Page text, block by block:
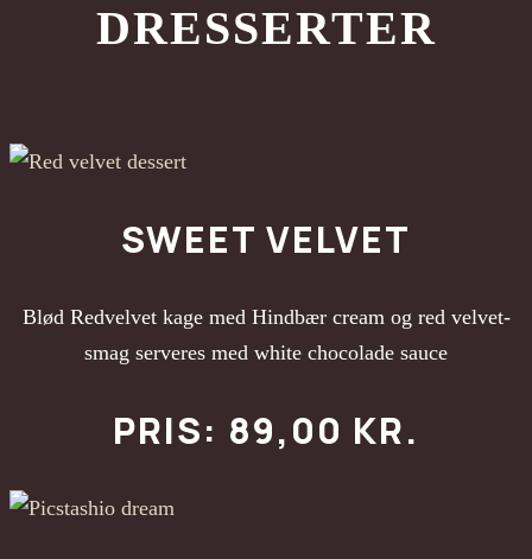
DRESSERTER
SWEET VELVET
Blød Redvelvet kage med Hindbær cream og red velvet-
smag serveres med white chocolade sauce
PRIS: 89,00 KR.